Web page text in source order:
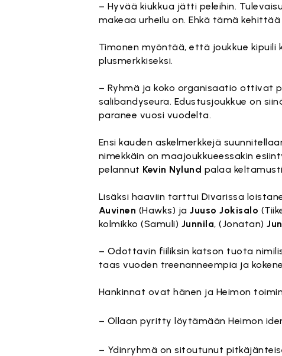
– Hyvää kiukkua jätti peleihin.
makeaa urheilu on. Ehkä tämä
Timonen myöntää, että joukkue
plusmerkkiseksi.
– Ryhmä ja koko organisaatio ottivat
salibandyseura. Edustusjoukkue on
paranee vuosi vuodelta.
Ensi kauden askelmerkkejä
nimekkäin on maajoukkueessakin
pelannut Kevin Nylund palaa
Lisäksi haaviin tarttui Divarissa
Auvinen (Hawks) jaJuuso Jokisalo
kolmikko (Samuli) Junnila, (Jonatan)
– Odottavin fiiliksin katson tuota
taas vuoden treenanneempia ja
Hankinnat ovat hänen ja Heimon
– Ollaan pyritty löytämään Heimon
– Ydinryhmä on sitoutunut